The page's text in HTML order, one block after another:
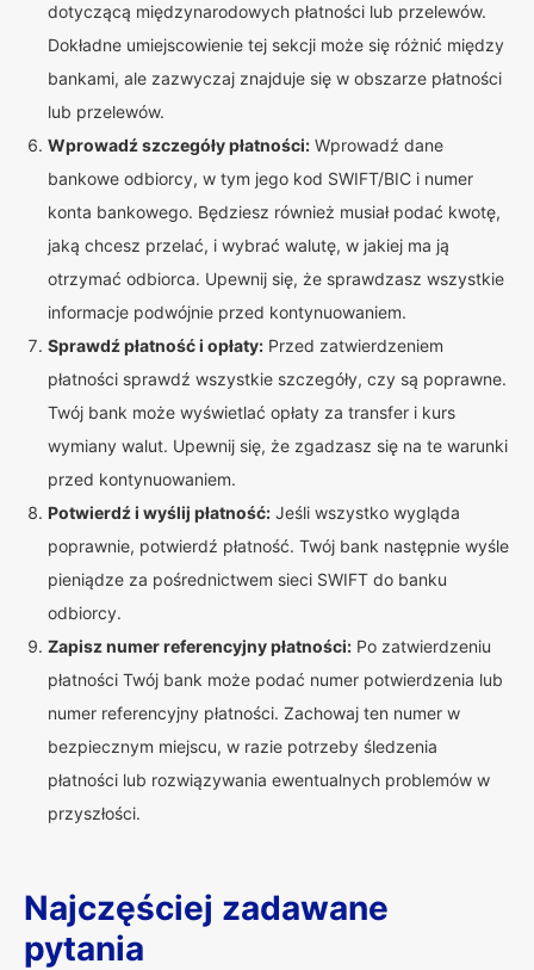
dotyczącą międzynarodowych płatności lub przelewów.
Dokładne umiejscowienie tej sekcji może się różnić między
bankami, ale zazwyczaj znajduje się w obszarze płatności
lub przelewów.
Wprowadź szczegóły płatności: Wprowadź dane
bankowe odbiorcy, w tym jego kod SWIFT/BIC i numer
konta bankowego. Będziesz również musiał podać kwotę,
jaką chcesz przelać, i wybrać walutę, w jakiej ma ją
otrzymać odbiorca. Upewnij się, że sprawdzasz wszystkie
informacje podwójnie przed kontynuowaniem.
Sprawdź płatność i opłaty: Przed zatwierdzeniem
płatności sprawdź wszystkie szczegóły, czy są poprawne.
Twój bank może wyświetlać opłaty za transfer i kurs
wymiany walut. Upewnij się, że zgadzasz się na te warunki
przed kontynuowaniem.
Potwierdź i wyślij płatność: Jeśli wszystko wygląda
poprawnie, potwierdź płatność. Twój bank następnie wyśle
pieniądze za pośrednictwem sieci SWIFT do banku
odbiorcy.
Zapisz numer referencyjny płatności: Po zatwierdzeniu
płatności Twój bank może podać numer potwierdzenia lub
numer referencyjny płatności. Zachowaj ten numer w
bezpiecznym miejscu, w razie potrzeby śledzenia
płatności lub rozwiązywania ewentualnych problemów w
przyszłości.
Najczęściej zadawane
pytania